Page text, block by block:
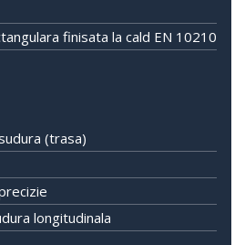
finisata la cald EN 10210
(trasa)
longitudinala